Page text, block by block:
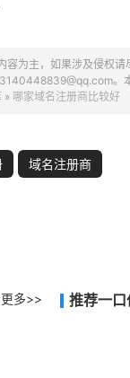
为主，如果涉及侵权请
。
» 哪家域名注册商比较好
域名注册商
多>> 推荐一口